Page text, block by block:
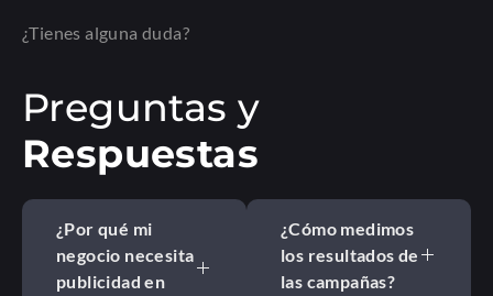
¿Tienes alguna duda?
Preguntas y
Respuestas
¿Por qué mi
negocio necesita
publicidad en
¿Cómo medimos
los resultados de
las campañas?